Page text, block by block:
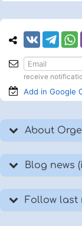
receive
Add in Google
About
Blog news
Follow last